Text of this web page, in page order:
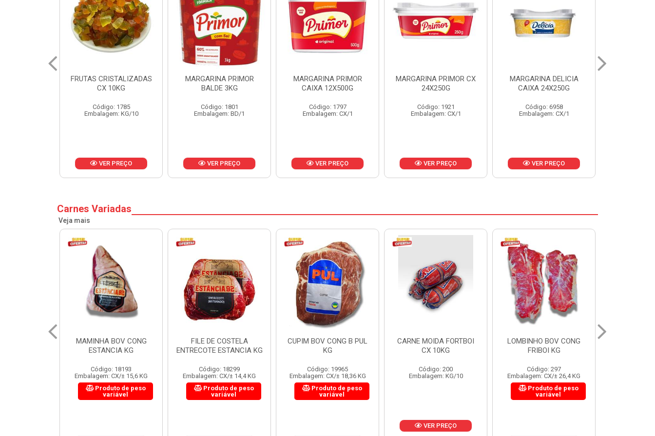
MARGARINA PRIMOR
BALDE 3KG
Código: 1801
Embalagem: BD/1
VER PREÇO
MARGARINA PRIMOR
CAIXA 12X500G
Código: 1797
Embalagem: CX/1
VER PREÇO
MARGARINA PRIMOR CX
24X250G
Código: 1921
Embalagem: CX/1
VER PREÇO
MARGARINA DELICIA
CAIXA 24X250G
Código: 6958
Embalagem: CX/1
VER PREÇO
MAIONESE D'AJUDA
BALDE UNIDADE 3KG
Código: 1806
Embalagem: BD/1
VER PREÇO
Carnes Variadas
Veja mais
FILE DE COSTELA
ENTRECOTE ESTANCIA KG
Código: 18299
Embalagem: CX/± 14,4 KG
Produto de peso
variável
CUPIM BOV CONG B PUL
KG
Código: 19965
Embalagem: CX/± 18,36 KG
Produto de peso
variável
CARNE MOIDA FORTBOI
CX 10KG
Código: 200
Embalagem: KG/10
LOMBINHO BOV CONG
FRIBOI KG
Código: 297
Embalagem: CX/± 26,4 KG
FIGADO BOV CONG FRIBOI
KG
Código: 222
Embalagem: CX/± 30,12 KG
Produto de peso
variável